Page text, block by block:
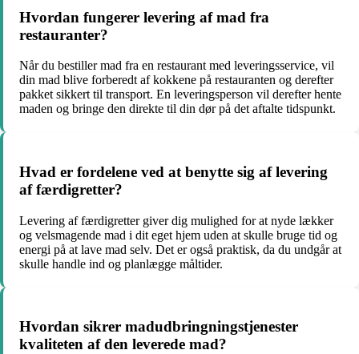
Hvordan fungerer levering af mad fra
restauranter?
Når du bestiller mad fra en restaurant med leveringsservice, vil
din mad blive forberedt af kokkene på restauranten og derefter
pakket sikkert til transport. En leveringsperson vil derefter hente
maden og bringe den direkte til din dør på det aftalte tidspunkt.
Hvad er fordelene ved at benytte sig af levering
af færdigretter?
Levering af færdigretter giver dig mulighed for at nyde lækker
og velsmagende mad i dit eget hjem uden at skulle bruge tid og
energi på at lave mad selv. Det er også praktisk, da du undgår at
skulle handle ind og planlægge måltider.
Hvordan sikrer madudbringningstjenester
kvaliteten af den leverede mad?